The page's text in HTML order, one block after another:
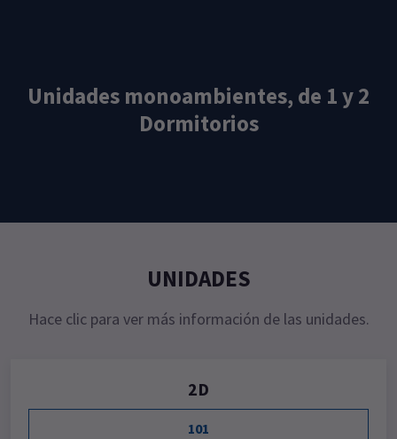
Unidades monoambientes, de 1 y 2
Dormitorios
UNIDADES
Hace clic para ver más información de las unidades.
2D
101